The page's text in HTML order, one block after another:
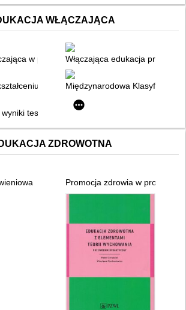
WŁĄCZAJĄCA
w przedszkolu i szkole
Włączająca edukacja
pedagogów dla edukacji
Międzynarodowa Klasyfikacja
wyniki testów psychometrycznych na kody i
ZDROWOTNA
Promocja zdrowia w